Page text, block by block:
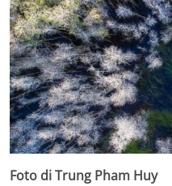
Foto di Trung Pham Huy